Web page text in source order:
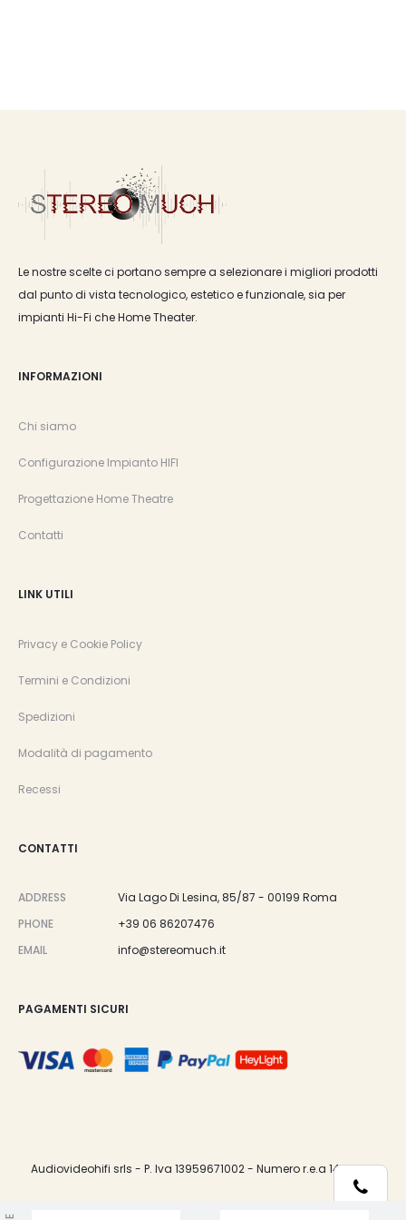
Le nostre scelte ci portano sempre a selezionare i migliori prodotti
dal punto di vista tecnologico, estetico e funzionale, sia per
impianti Hi-Fi che Home Theater.
INFORMAZIONI
Chi siamo
Configurazione Impianto HIFI
Progettazione Home Theatre
Contatti
LINK UTILI
Privacy e Cookie Policy
Termini e Condizioni
Spedizioni
Modalità di pagamento
Recessi
CONTATTI
ADDRESS
Via Lago Di Lesina, 85/87 - 00199 Roma
PHONE
+39 06 86207476
EMAIL
info@stereomuch.it
PAGAMENTI SICURI
Audiovideohifi srls - P. Iva 13959671002 - Numero r.e.a 1487033.